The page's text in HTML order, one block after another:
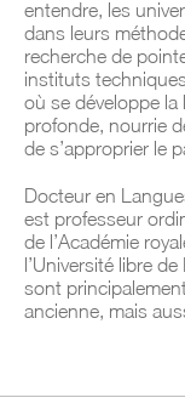
entendre, les
dans leurs
recherche de
instituts
où se développe la
profonde, nourrie
de s’approprier le
Docteur en
est professeur
de l’Académie
l’Université libre
sont
ancienne, mais